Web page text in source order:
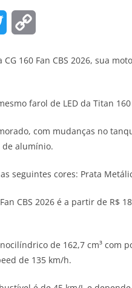
e
i
160 Fan CBS 2026, sua
farol de LED da Titan 160
com mudanças no
de alumínio.
seguintes cores: Prata
CBS 2026 é a partir de R$
de 162,7 cm³ com
de 135 km/h.